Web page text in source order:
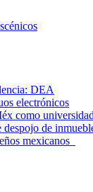
DEA
electrónicos
como
de
mexicanos